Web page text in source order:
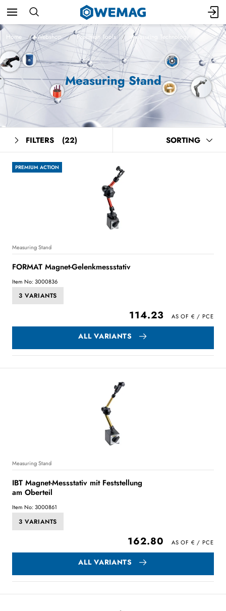
Home Webshop Precision Tools Measuring Technology
Measuring Stand
FILTERS (22) SORTING
PREMIUM ACTION
Measuring Stand
FORMAT Magnet-Gelenkmessstativ
Item No: 3000836
3 VARIANTS
114.23
ALL VARIANTS
Measuring Stand
IBT Magnet-Messstativ mit Feststellung
am Oberteil
Item No: 3000861
3 VARIANTS
162.80
ALL VARIANTS